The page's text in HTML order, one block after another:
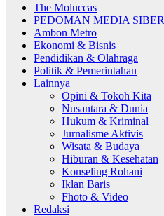
The Moluccas
PEDOMAN MEDIA SIBER
Ambon Metro
Ekonomi & Bisnis
Pendidikan & Olahraga
Politik & Pemerintahan
Lainnya
Opini & Tokoh Kita
Nusantara & Dunia
Hukum & Kriminal
Jurnalisme Aktivis
Wisata & Budaya
Hiburan & Kesehatan
Konseling Rohani
Iklan Baris
Fhoto & Video
Redaksi